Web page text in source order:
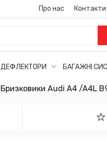
Про нас Контакти
ДЕФЛЕКТОРИ БАГАЖНІ
Бризковики Audi A4 /A4L